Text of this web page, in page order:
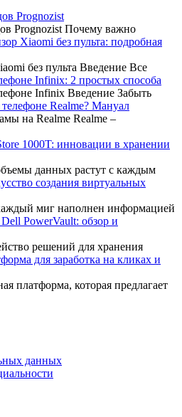
Prognozist
Prognozist Почему важно
Xiaomi без пульта: подробная
без пульта Введение Все
Infinix: 2 простых способа
Infinix Введение Забыть
Realme? Мануал
на Realme Realme –
1000T: инновации в хранении
данных растут с каждым
создания виртуальных
миг наполнен информацией
PowerVault: обзор и
решений для хранения
для заработка на кликах и
платформа, которая предлагает
данных